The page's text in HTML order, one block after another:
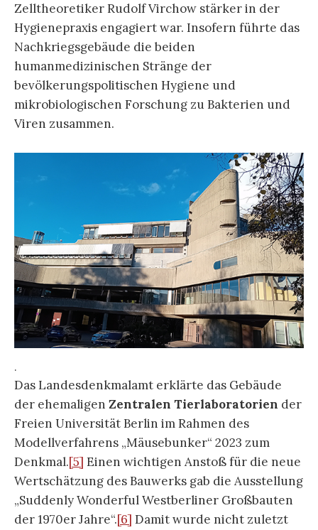
Zelltheoretiker Rudolf Virchow stärker in der
Hygienepraxis engagiert war. Insofern führte das
Nachkriegsgebäude die beiden
humanmedizinischen Stränge der
bevölkerungspolitischen Hygiene und
mikrobiologischen Forschung zu Bakterien und
Viren zusammen.
.
Das Landesdenkmalamt erklärte das Gebäude
der ehemaligen Zentralen Tierlaboratorien der
Freien Universität Berlin im Rahmen des
Modellverfahrens „Mäusebunker“ 2023 zum
Denkmal.[5] Einen wichtigen Anstoß für die neue
Wertschätzung des Bauwerks gab die Ausstellung
„Suddenly Wonderful Westberliner Großbauten
der 1970er Jahre“.[6] Damit wurde nicht zuletzt